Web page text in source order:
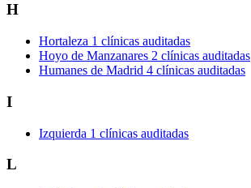
H
Hortaleza 1 clínicas auditadas
Hoyo de Manzanares 2 clínicas auditadas
Humanes de Madrid 4 clínicas auditadas
I
Izquierda 1 clínicas auditadas
L